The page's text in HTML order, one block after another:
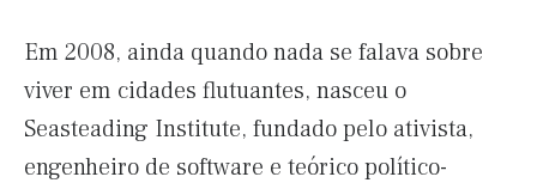
Em 2008, ainda quando nada se falava sobre
viver em cidades flutuantes, nasceu o
Seasteading Institute, fundado pelo ativista,
engenheiro de software e teórico político-